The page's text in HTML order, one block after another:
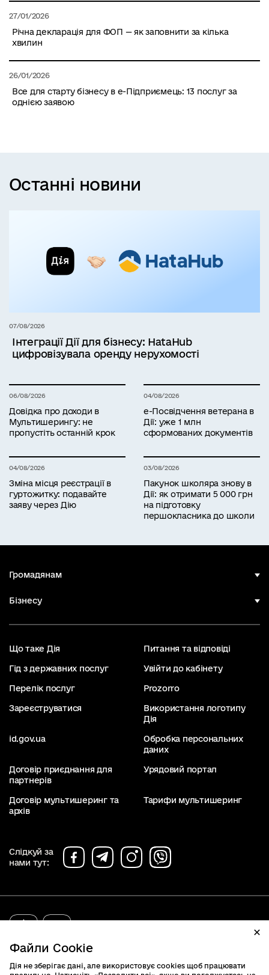
Файли Cookie
Дія не зберігає дані, але використовує cookies щоб працювати
27/01/2026
Річна декларація для ФОП — як заповнити за кілька
хвилин
26/01/2026
Все для старту бізнесу в е-Підприємець: 13 послуг за
однією заявою
Останні новини
07/08/2026
Інтеграції Дії для бізнесу: HataHub
цифровізувала оренду нерухомості
06/08/2026
Довідка про доходи в
Мультишерингу: не
пропустіть останній крок
04/08/2026
е-Посвідчення ветерана в
Дії: уже 1 млн
сформованих документів
04/08/2026
Зміна місця реєстрації в
гуртожитку: подавайте
заяву через Дію
03/08/2026
Пакунок школяра знову в
Дії: як отримати 5 000 грн
на підготовку
першокласника до школи
Громадянам
Бізнесу
Що таке Дія Питання та відповіді
Гід з державних послуг Увійти до кабінету
Перелік послуг Prozorro
Зареєструватися
Використання логотипу
Дія
id.gov.ua
Обробка персональних
даних
Договір приєднання для
партнерів
Урядовий портал
Договір мультишеринг та
архів
Тарифи мультишеринг
Слідкуй за
нами тут: